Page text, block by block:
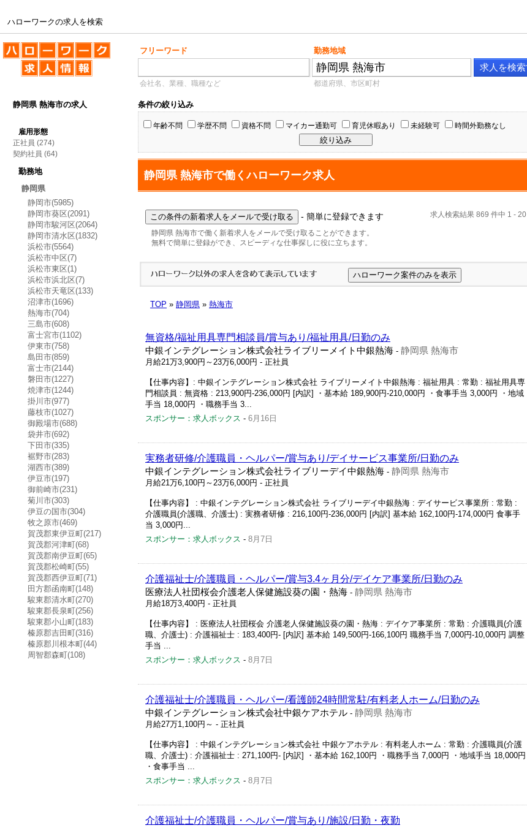
ハローワークの求人を検索
ハローワークの求人を検索 フリーワード 勤務地域
会社名、業種、職種など 都道府県、市区町村
静岡県 熱海市の求人
雇用形態
正社員 (274)
契約社員 (64)
勤務地
静岡県
静岡市(5985)
静岡市葵区(2091)
静岡市駿河区(2064)
静岡市清水区(1832)
浜松市(5564)
浜松市中区(7)
浜松市東区(1)
浜松市浜北区(7)
浜松市天竜区(133)
沼津市(1696)
熱海市(704)
三島市(608)
富士宮市(1102)
伊東市(758)
島田市(859)
富士市(2144)
磐田市(1227)
焼津市(1244)
掛川市(977)
藤枝市(1027)
御殿場市(688)
袋井市(692)
下田市(335)
裾野市(283)
湖西市(389)
伊豆市(197)
御前崎市(231)
菊川市(303)
伊豆の国市(304)
牧之原市(469)
賀茂郡東伊豆町(217)
賀茂郡河津町(68)
賀茂郡南伊豆町(65)
賀茂郡松崎町(55)
賀茂郡西伊豆町(71)
田方郡函南町(148)
駿東郡清水町(270)
駿東郡長泉町(256)
駿東郡小山町(183)
榛原郡吉田町(316)
榛原郡川根本町(44)
周智郡森町(108)
条件の絞り込み
年齢不問 学歴不問 資格不問 マイカー通勤可 育児休暇あり 未経験可 時間外勤務なし
静岡県 熱海市で働くハローワーク求人
求人検索結果 869 件中 1 - 20
- 簡単に登録できます
静岡県 熱海市で働く新着求人をメールで受け取ることができます。
無料で簡単に登録ができ、スピーディな仕事探しに役に立ちます。
TOP » 静岡県 » 熱海市
無資格/福祉用具専門相談員/賞与あり/福祉用具/日勤のみ
中銀インテグレーション株式会社ライブリーメイト中銀熱海 - 静岡県 熱海市
月給21万3,900円～23万6,000円 - 正社員
【仕事内容】: 中銀インテグレーション株式会社 ライブリーメイト中銀熱海 : 福祉用具 : 常勤 : 福祉用具専
門相談員 : 無資格 : 213,900円-236,000円 [内訳] ・基本給 189,900円-210,000円 ・食事手当 3,000円 ・地域
手当 18,000円 ・職務手当 3...
スポンサー：求人ボックス - 6月16日
実務者研修/介護職員・ヘルパー/賞与あり/デイサービス事業所/日勤のみ
中銀インテグレーション株式会社ライブリーデイ中銀熱海 - 静岡県 熱海市
月給21万6,100円～23万6,000円 - 正社員
【仕事内容】 : 中銀インテグレーション株式会社 ライブリーデイ中銀熱海 : デイサービス事業所 : 常勤 :
介護職員(介護職、介護士) : 実務者研修 : 216,100円-236,000円 [内訳] 基本給 162,100円-174,000円 食事手
当 3,000円...
スポンサー：求人ボックス - 8月7日
介護福祉士/介護職員・ヘルパー/賞与3.4ヶ月分/デイケア事業所/日勤のみ
医療法人社団桜会介護老人保健施設葵の園・熱海 - 静岡県 熱海市
月給18万3,400円 - 正社員
【仕事内容】 : 医療法人社団桜会 介護老人保健施設葵の園・熱海 : デイケア事業所 : 常勤 : 介護職員(介護
職、介護士) : 介護福祉士 : 183,400円‐ [内訳] 基本給 149,500円‐166,100円 職務手当 7,000円-10,000円 調整
手当 ...
スポンサー：求人ボックス - 8月7日
介護福祉士/介護職員・ヘルパー/看護師24時間常駐/有料老人ホーム/日勤のみ
中銀インテグレーション株式会社中銀ケアホテル - 静岡県 熱海市
月給27万1,100円～ - 正社員
【仕事内容】 : 中銀インテグレーション株式会社 中銀ケアホテル : 有料老人ホーム : 常勤 : 介護職員(介護
職、介護士) : 介護福祉士 : 271,100円- [内訳] ・基本給 162,100円 ・職務手当 7,000円 ・地域手当 18,000円
・食事手当 ...
スポンサー：求人ボックス - 8月7日
介護福祉士/介護職員・ヘルパー/賞与あり/施設/日勤・夜勤